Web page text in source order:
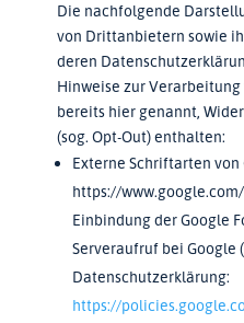
Die nachfolgende
von Drittanbietern sowie
deren
Hinweise zur Verarbeitung
bereits hier genannt,
(sog. Opt-Out) enthalten:
Externe Schriftarten von
https://www.google.com/
Einbindung der Google
Serveraufruf bei Google
Datenschutzerklärung:
https://